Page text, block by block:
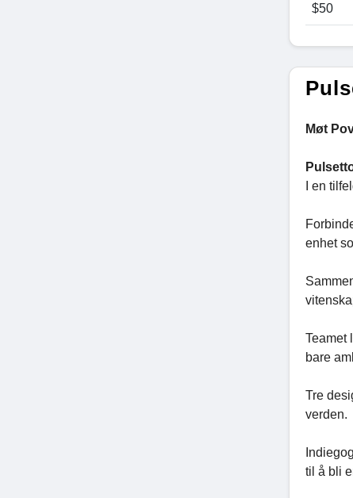
$50
Møt
I en
enhet
Teamet
bare
Tre
verden.
til å bli